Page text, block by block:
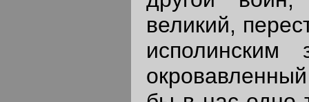
великий,